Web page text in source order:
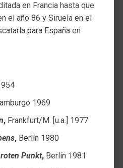
en Francia hasta que
el año 86 y Siruela en el
para España en
1969
, Frankfurt/M. [u.a.] 1977
, Berlín 1980
Punkt, Berlín 1981